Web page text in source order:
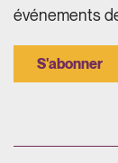
événements
S'abonner